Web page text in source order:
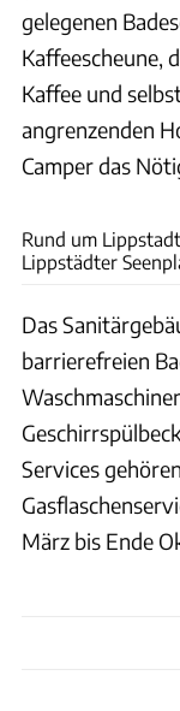
gelegenen
Kaffeescheune,
Kaffee und
angrenzenden
Camper das
Rund um
Lippstädter
Das
barrierefreien
Services
März bis Ende